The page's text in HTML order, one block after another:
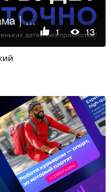
Социальная реклама | Billboard
1 13